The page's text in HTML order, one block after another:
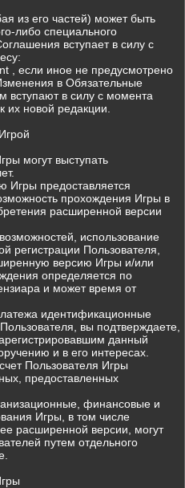
из его частей) может быть
либо специального
вступает в силу с
, если иное не предусмотрено
в Обязательные
вступают в силу с момента
их новой редакции.
могут выступать
Игры предоставляется
прохождения Игры в
расширенной версии
использование
регистрации Пользователя,
версию Игры и/или
определяется по
и может время от
идентификационные
вы подтверждаете,
данный
и в его интересах.
Пользователя Игры
предоставленных
финансовые и
Игры, в том числе
расширенной версии, могут
путем отдельного